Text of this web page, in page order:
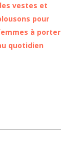
vestes et
pour
à porter
quotidien